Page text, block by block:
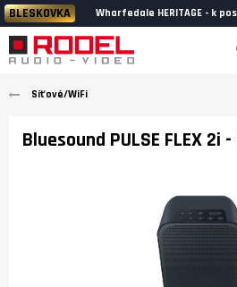
BLESKOVKA Wharfedale HERITAGE - k
Síťové/WiFi
Bluesound PULSE FLEX 2i -